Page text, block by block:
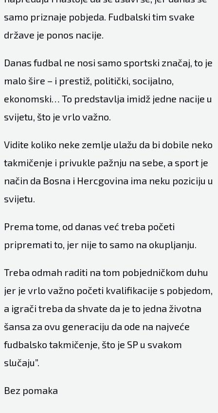
samo priznaje pobjeda. Fudbalski tim svake
države je ponos nacije.
Danas fudbal ne nosi samo sportski značaj, to je
malo šire – i prestiž, politički, socijalno,
ekonomski… To predstavlja imidž jedne nacije u
svijetu, što je vrlo važno.
Vidite koliko neke zemlje ulažu da bi dobile neko
takmičenje i privukle pažnju na sebe, a sport je
način da Bosna i Hercgovina ima neku poziciju u
svijetu.
Prema tome, od danas već treba početi
pripremati to, jer nije to samo na okupljanju.
Treba odmah raditi na tom pobjedničkom duhu
jer je vrlo važno početi kvalifikacije s pobjedom,
a igrači treba da shvate da je to jedna životna
šansa za ovu generaciju da ode na najveće
fudbalsko takmičenje, što je SP u svakom
slučaju”.
Bez pomaka